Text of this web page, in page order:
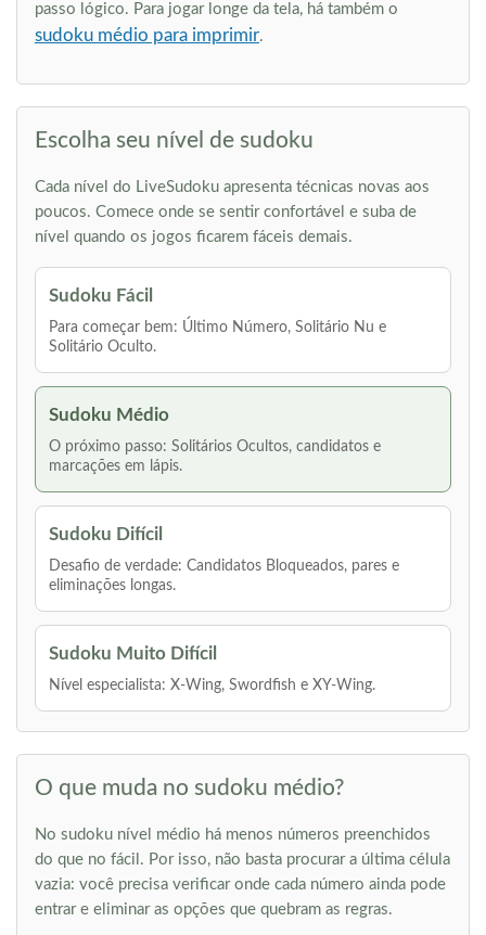
passo lógico. Para jogar longe da tela, há também o
sudoku médio para imprimir.
Escolha seu nível de sudoku
Cada nível do LiveSudoku apresenta técnicas novas aos
poucos. Comece onde se sentir confortável e suba de
nível quando os jogos ficarem fáceis demais.
Sudoku Fácil
Para começar bem: Último Número, Solitário Nu e
Solitário Oculto.
Sudoku Médio
O próximo passo: Solitários Ocultos, candidatos e
marcações em lápis.
Sudoku Difícil
Desafio de verdade: Candidatos Bloqueados, pares e
eliminações longas.
Sudoku Muito Difícil
Nível especialista: X-Wing, Swordfish e XY-Wing.
O que muda no sudoku médio?
No sudoku nível médio há menos números preenchidos
do que no fácil. Por isso, não basta procurar a última célula
vazia: você precisa verificar onde cada número ainda pode
entrar e eliminar as opções que quebram as regras.